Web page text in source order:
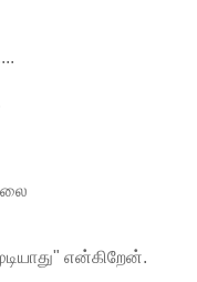
என்கிறேன்.